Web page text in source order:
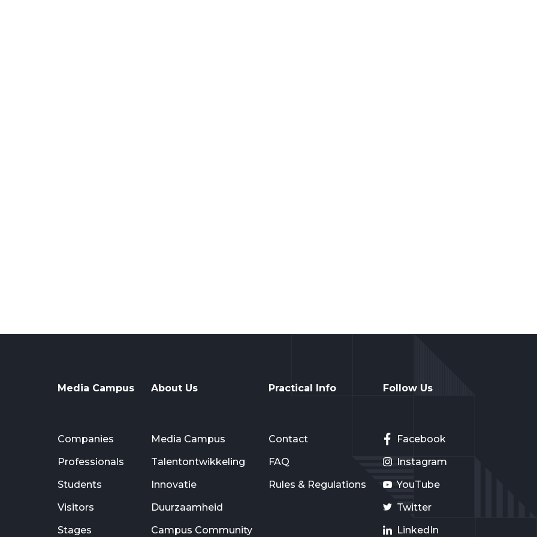
Media Campus
Companies
Professionals
Students
Visitors
Stages
About Us
Media Campus
Talentontwikkeling
Innovatie
Duurzaamheid
Campus Community
Practical Info
Contact
FAQ
Rules & Regulations
Follow Us
Facebook
Instagram
YouTube
Twitter
LinkedIn